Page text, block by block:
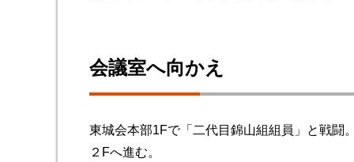
会議室へ向かえ
東城会本部1Fで「二代目錦山組組員」と戦闘。
２Fへ進む。